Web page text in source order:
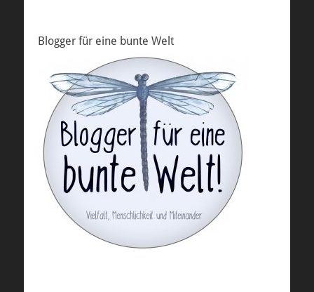
Blogger für eine bunte Welt